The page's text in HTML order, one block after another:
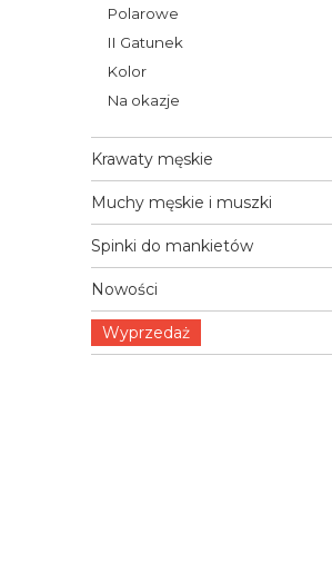
Polarowe
II Gatunek
Kolor
Na okazje
Krawaty męskie
Muchy męskie i muszki
Spinki do mankietów
Nowości
Wyprzedaż